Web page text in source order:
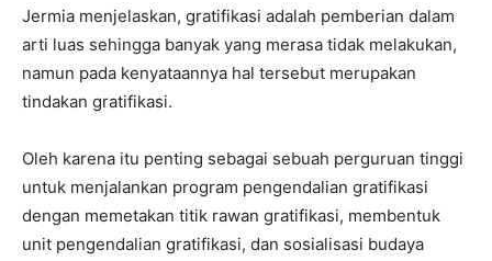
Jermia menjelaskan, gratifikasi adalah pemberian dalam
arti luas sehingga banyak yang merasa tidak melakukan,
namun pada kenyataannya hal tersebut merupakan
tindakan gratifikasi.
Oleh karena itu penting sebagai sebuah perguruan tinggi
untuk menjalankan program pengendalian gratifikasi
dengan memetakan titik rawan gratifikasi, membentuk
unit pengendalian gratifikasi, dan sosialisasi budaya